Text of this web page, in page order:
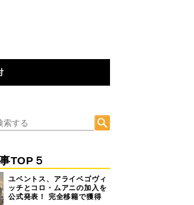
TOP５
ユベントス、アライベゴヴィ
ッチとコロ・ムアニの加入を
公式発表！ 完全移籍で獲得